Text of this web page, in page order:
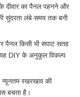
दीवार का पैनल पहनने और
सुंदरता लंबे समय तक बनी
पैनल किसी भी सपाट सतह
यह DIY के अनुकूल विकल्प
न्यूनतम रखरखाव की
बचता है।